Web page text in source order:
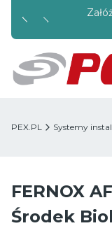
PEX.PL Systemy
FERNOX
Środek